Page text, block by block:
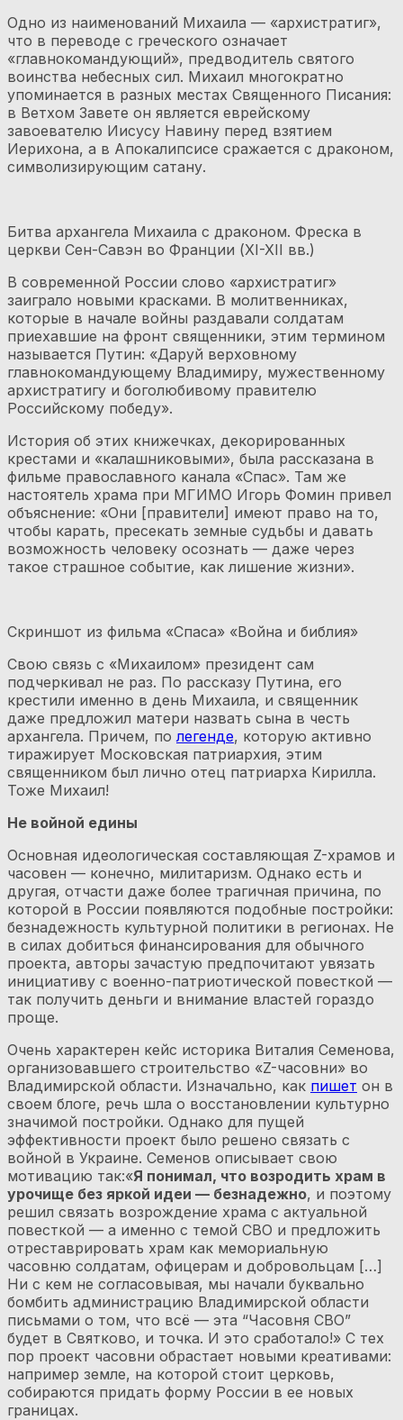
Одно из наименований Михаила — «архистратиг»,
что в переводе с греческого означает
«главнокомандующий», предводитель святого
воинства небесных сил. Михаил многократно
упоминается в разных местах Священного Писания:
в Ветхом Завете он является еврейскому
завоевателю Иисусу Навину перед взятием
Иерихона, а в Апокалипсисе сражается с драконом,
символизирующим сатану.
Битва архангела Михаила с драконом. Фреска в
церкви Сен-Савэн во Франции (XI-XII вв.)
В современной России слово «архистратиг»
заиграло новыми красками. В молитвенниках,
которые в начале войны раздавали солдатам
приехавшие на фронт священники, этим термином
называется Путин: «Даруй верховному
главнокомандующему Владимиру, мужественному
архистратигу и боголюбивому правителю
Российскому победу».
История об этих книжечках, декорированных
крестами и «калашниковыми», была рассказана в
фильме православного канала «Спас». Там же
настоятель храма при МГИМО Игорь Фомин привел
объяснение: «Они [правители] имеют право на то,
чтобы карать, пресекать земные судьбы и давать
возможность человеку осознать — даже через
такое страшное событие, как лишение жизни».
Скриншот из фильма «Спаса» «Война и библия»
Свою связь с «Михаилом» президент сам
подчеркивал не раз. По рассказу Путина, его
крестили именно в день Михаила, и священник
даже предложил матери назвать сына в честь
архангела. Причем, по легенде, которую активно
тиражирует Московская патриархия, этим
священником был лично отец патриарха Кирилла.
Тоже Михаил!
Не войной едины
Основная идеологическая составляющая Z-храмов и
часовен — конечно, милитаризм. Однако есть и
другая, отчасти даже более трагичная причина, по
которой в России появляются подобные постройки:
безнадежность культурной политики в регионах. Не
в силах добиться финансирования для обычного
проекта, авторы зачастую предпочитают увязать
инициативу с военно-патриотической повесткой —
так получить деньги и внимание властей гораздо
проще.
Очень характерен кейс историка Виталия Семенова,
организовавшего строительство «Z-часовни» во
Владимирской области. Изначально, как пишет он в
своем блоге, речь шла о восстановлении культурно
значимой постройки. Однако для пущей
эффективности проект было решено связать с
войной в Украине. Семенов описывает свою
мотивацию так:«Я понимал, что возродить храм в
урочище без яркой идеи — безнадежно, и поэтому
решил связать возрождение храма с актуальной
повесткой — а именно с темой СВО и предложить
отреставрировать храм как мемориальную
часовню солдатам, офицерам и добровольцам […]
Ни с кем не согласовывая, мы начали буквально
бомбить администрацию Владимирской области
письмами о том, что всё — эта “Часовня СВО”
будет в Святково, и точка. И это сработало!» С тех
пор проект часовни обрастает новыми креативами:
например земле, на которой стоит церковь,
собираются придать форму России в ее новых
границах.